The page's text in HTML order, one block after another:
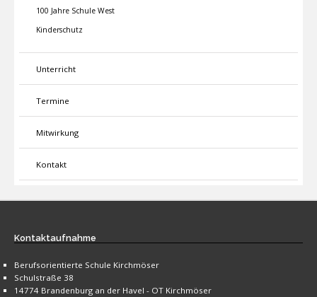
100 Jahre Schule West
Kinderschutz
Unterricht
Termine
Mitwirkung
Kontakt
Kontaktaufnahme
Berufsorientierte Schule Kirchmöser
Schulstraße 38
14774 Brandenburg an der Havel - OT Kirchmöser